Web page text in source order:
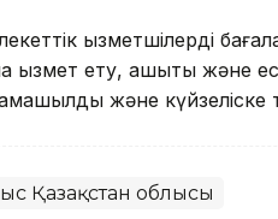
қызметшілерді
қызмет ету, ашықтық
және күйзеліске
Қазақстан облысы